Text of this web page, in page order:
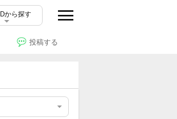
から探す
投稿する